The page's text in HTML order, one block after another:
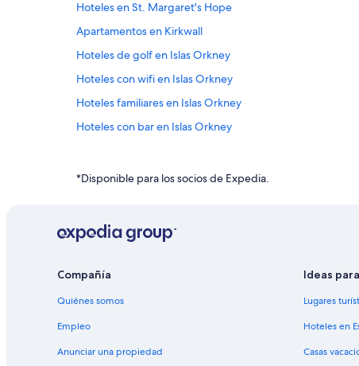
Hoteles en St. Margaret's Hope
Apartamentos en Kirkwall
Hoteles de golf en Islas Orkney
Hoteles con wifi en Islas Orkney
Hoteles familiares en Islas Orkney
Hoteles con bar en Islas Orkney
Hoteles en Islas Orkney
Hoteles en St. Mary's
Hoteles en Isla Hoy
Hoteles en Westray
*Disponible para los socios de Expedia.
Compañía
Quiénes somos
Empleo
Anunciar una propiedad
Ideas
Lugares
Hoteles en
Casas